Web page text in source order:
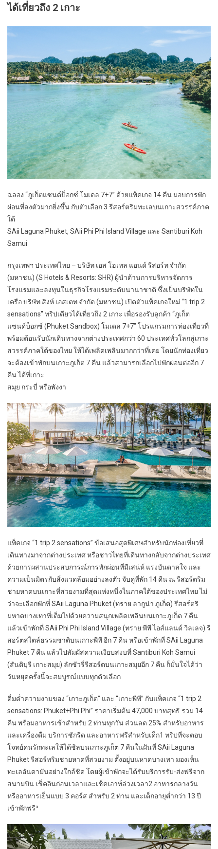
ได้เที่ยวถึง 2 เกาะ
ฉลอง “ภูเก็ตแซนด์บ็อกซ์ โมเดล 7+7” ด้วยแพ็คเกจ 14 คืน มอบการพัก
ผ่อนที่ลงตัวมากยิ่งขึ้น กับตัวเลือก 3 รีสอร์ตริมทะเลบนเกาะสวรรค์ภาค
ใต้
SAii Laguna Phuket, SAii Phi Phi Island Village และ Santiburi Koh
Samui
กรุงเทพฯ ประเทศไทย – บริษัท เอส โฮเทล แอนด์ รีสอร์ท จำกัด
(มหาชน) (S Hotels & Resorts: SHR) ผู้นำด้านการบริหารจัดการ
โรงแรมและลงทุนในธุรกิจโรงแรมระดับนานาชาติ ซึ่งเป็นบริษัทใน
เครือ บริษัท สิงห์ เอสเตท จำกัด (มหาชน) เปิดตัวแพ็คเกจใหม่ “1 trip 2
sensations” ทริปเดียวได้เที่ยวถึง 2 เกาะ เพื่อรองรับลูกค้า “ภูเก็ต
แซนด์บ็อกซ์ (Phuket Sandbox) โมเดล 7+7” โปรแกรมการท่องเที่ยวที่
พร้อมต้อนรับนักเดินทางจากต่างประเทศกว่า 60 ประเทศทั่วโลกสู่เกาะ
สวรรค์ภาคใต้ของไทย ให้ได้เพลิดเพลินมากกว่าที่เคย โดยนักท่องเที่ยว
จะต้องเข้าพักบนเกาะภูเก็ต 7 คืน แล้วสามารถเลือกไปพักผ่อนต่ออีก 7
คืน ได้ที่เกาะ
สมุย กระบี่ หรือพังงา
แพ็คเกจ “1 trip 2 sensations” ข้อเสนอสุดพิเศษสำหรับนักท่องเที่ยวที่
เดินทางมาจากต่างประเทศ หรือชาวไทยที่เดินทางกลับจากต่างประเทศ
ด้วยการผสานประสบการณ์การพักผ่อนที่มีเสน่ห์ แรงบันดาลใจ และ
ความเป็นมิตรกับสิ่งแวดล้อมอย่างลงตัว จับคู่ที่พัก 14 คืน ณ รีสอร์ตริม
ชายหาดบนเกาะที่สวยงามที่สุดแห่งหนึ่งในภาคใต้ของประเทศไทย ไม่
ว่าจะเลือกพักที่ SAii Laguna Phuket (ทราย ลากูน่า ภูเก็ต) รีสอร์ตริ
มหาดบางเทาที่เต็มไปด้วยความสนุกเพลิดเพลินบนเกาะภูเก็ต 7 คืน
แล้วเข้าพักที่ SAii Phi Phi Island Village (ทราย พีพี ไอส์แลนด์ วิลเลจ) รี
สอร์ตสไตล์ธรรมชาติบนเกาะพีพี อีก 7 คืน หรือเข้าพักที่ SAii Laguna
Phuket 7 คืน แล้วไปสัมผัสความเงียบสงบที่ Santiburi Koh Samui
(สันติบุรี เกาะสมุย) ลักซัวรี่รีสอร์ตบนเกาะสมุยอีก 7 คืน ก็มั่นใจได้ว่า
วันหยุดครั้งนี้จะสมบูรณ์แบบทุกตัวเลือก
ดื่มด่ำความงามของ “เกาะภูเก็ต” และ “เกาะพีพี” กับแพ็คเกจ “1 trip 2
sensations: Phuket+Phi Phi” ราคาเริ่มต้น 47,000 บาทสุทธิ รวม 14
คืน พร้อมอาหารเช้าสำหรับ 2 ท่านทุกวัน ส่วนลด 25% สำหรับอาหาร
และเครื่องดื่ม บริการซักรีด และอาหารฟรีสำหรับเด็ก1 ทริปที่จะตอบ
โจทย์คนรักทะเลให้ได้ชิลบนเกาะภูเก็ต 7 คืนในฝันที่ SAii Laguna
Phuket รีสอร์ทริมชายหาดที่สวยงาม ตั้งอยู่บนหาดบางเทา มองเห็น
ทะเลอันดามันอย่างใกล้ชิด โดยผู้เข้าพักจะได้รับบริการรับ-ส่งฟรีจาก
สนามบิน เช็คอินก่อนเวลาและเช็คเอาท์ล่วงเวลา2 อาหารกลางวัน
หรืออาหารเย็นแบบ 3 คอร์ส สำหรับ 2 ท่าน และเด็กอายุต่ำกว่า 13 ปี
เข้าพักฟรี³